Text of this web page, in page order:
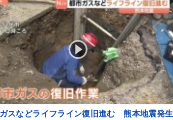
スなどライフライン復旧進む 熊本地震発生